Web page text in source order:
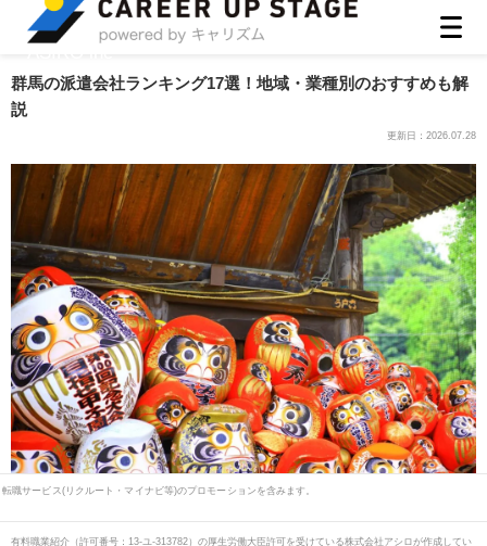
群馬の派遣会社ランキング17選！地域・業種別のおすすめも解
説
更新日：2026.07.28
転職サービス(リクルート・マイナビ等)のプロモーションを含みます。
有料職業紹介（許可番号：13-ユ-313782）の厚生労働大臣許可を受けている株式会社アシロが作成してい